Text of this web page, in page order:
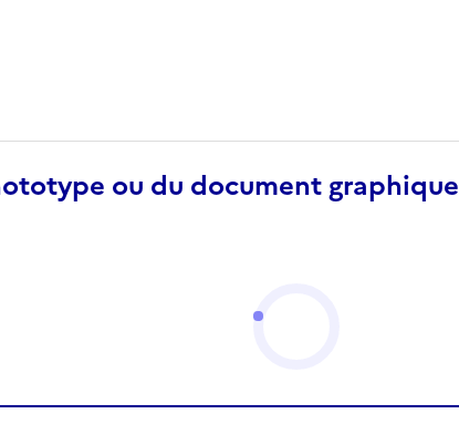
ou du document graphique